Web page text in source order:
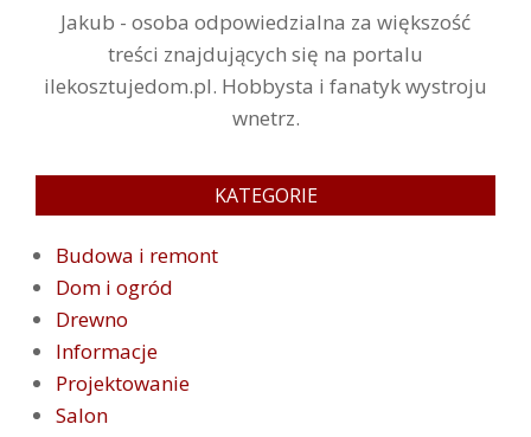
Jakub - osoba odpowiedzialna za większość
treści znajdujących się na portalu
ilekosztujedom.pl. Hobbysta i fanatyk wystroju
wnetrz.
KATEGORIE
Budowa i remont
Dom i ogród
Drewno
Informacje
Projektowanie
Salon